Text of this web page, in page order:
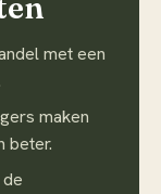
met een
maken
beter.